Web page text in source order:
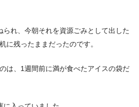
られ、今朝それを資源ごみとして出した
に残ったままだったのです。
は、1週間前に満が食べたアイスの袋だ